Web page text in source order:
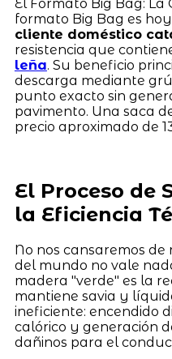
El Formato Big Bag:
formato Big Bag es
cliente doméstico
resistencia que
leña. Su beneficio
descarga mediante
punto exacto sin
pavimento. Una saca
precio aproximado de
El Proceso de
la Eficiencia
No nos cansaremos de
del mundo no vale
madera "verde" es la
mantiene savia y
ineficiente: encendido
calórico y generación
dañinos para el